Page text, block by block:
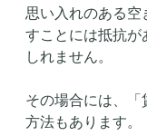
思い入れのある
すことには抵抗が
しれません。
その場合には、「
方法もあります。